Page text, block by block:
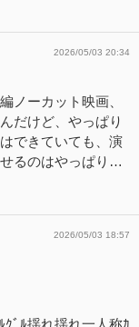
2026/05/03 20:34
ノーカット映画、
だけど、やっぱり
できていても、演
るのはやっぱり…
2026/05/03 18:57
ﾞﾙ揺れ揺れ一人称ｶ